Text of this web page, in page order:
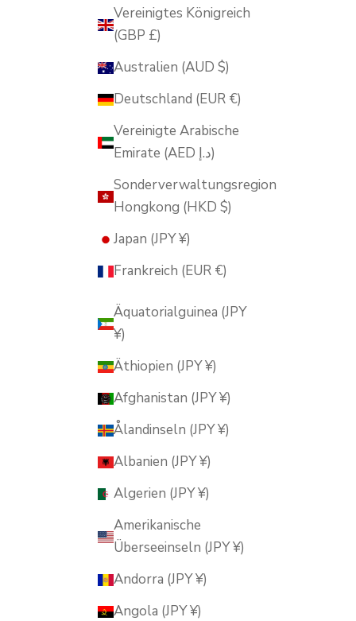
Vereinigtes Königreich
(GBP £)
Australien (AUD $)
Deutschland (EUR €)
Vereinigte Arabische
Emirate (AED د.إ)
Sonderverwaltungsregion
Hongkong (HKD $)
Japan (JPY ¥)
Frankreich (EUR €)
Äquatorialguinea (JPY
¥)
Äthiopien (JPY ¥)
Afghanistan (JPY ¥)
Ålandinseln (JPY ¥)
Albanien (JPY ¥)
Algerien (JPY ¥)
Amerikanische
Überseeinseln (JPY ¥)
Andorra (JPY ¥)
Angola (JPY ¥)